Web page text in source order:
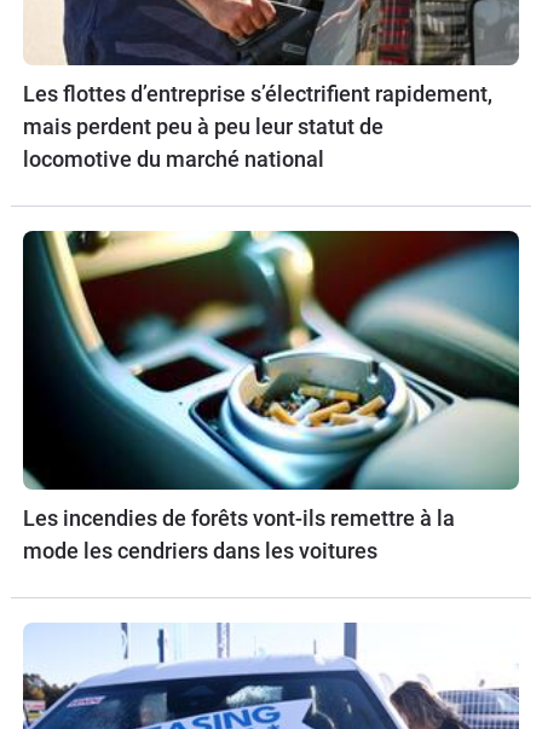
Les flottes d’entreprise s’électrifient rapidement,
mais perdent peu à peu leur statut de
locomotive du marché national
Les incendies de forêts vont-ils remettre à la
mode les cendriers dans les voitures